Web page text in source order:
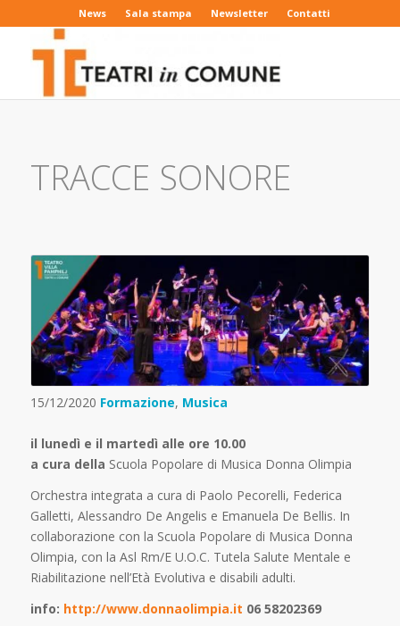
News Sala stampa Newsletter Contatti
TRACCE SONORE
15/12/2020 Formazione, Musica
il lunedì e il martedì alle ore 10.00
a cura della Scuola Popolare di Musica Donna Olimpia
Orchestra integrata a cura di Paolo Pecorelli, Federica
Galletti, Alessandro De Angelis e Emanuela De Bellis. In
collaborazione con la Scuola Popolare di Musica Donna
Olimpia, con la Asl Rm/E U.O.C. Tutela Salute Mentale e
Riabilitazione nell’Età Evolutiva e disabili adulti.
info: http://www.donnaolimpia.it 06 58202369